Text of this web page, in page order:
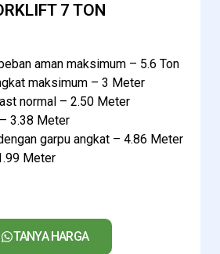
7 TON
aman maksimum – 5.6 Ton
maksimum – 3 Meter
normal – 2.50 Meter
3.38 Meter
garpu angkat – 4.86 Meter
Meter
TANYA HARGA